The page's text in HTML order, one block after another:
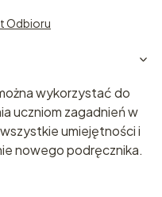
Odbioru
wykorzystać do
uczniom zagadnień w
umiejętności i
nowego podręcznika.